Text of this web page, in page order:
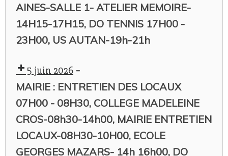
AINES-SALLE 1- ATELIER MEMOIRE-
14H15-17H15, DO TENNIS 17H00 -
23H00, US AUTAN-19h-21h
5 juin 2026 -
MAIRIE : ENTRETIEN DES LOCAUX
07H00 - 08H30, COLLEGE MADELEINE
CROS-08h30-14h00, MAIRIE ENTRETIEN
LOCAUX-08H30-10H00, ECOLE
GEORGES MAZARS- 14h 16h00, DO